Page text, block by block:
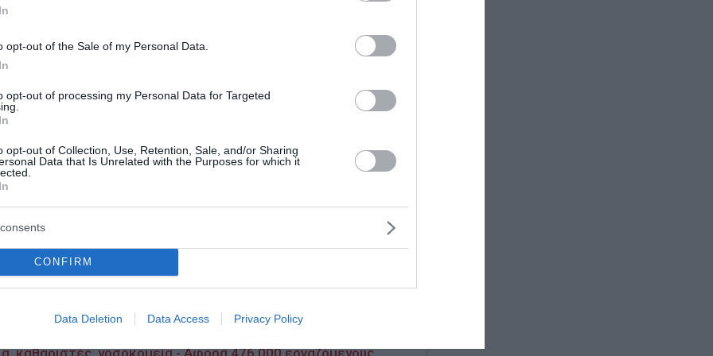
opt-out of the Sale of my Personal Data.
opt-out of processing my Personal Data for Targeted
opt-out of Collection, Use, Retention, Sale, and/or Sharing
Data that Is Unrelated with the Purposes for which it
CONFIRM
Data Deletion Data Access Privacy Policy
και φυσικό αέριο καθιστά τη χώρα ιδιαίτερα ευάλωτη σε
επιστολή προς την πρόεδρο της Ευρωπαϊκής Επιτροπής,
στους δημοσιονομικούς κανόνες της ΕΕ. Η Ρώμη πρότεινε οι
εξαιρεθούν από τους περιορισμούς της λεγόμενης «εθνικής
ΕΕ, Βάλντις Ντομπρόφσκις, η κρίση στη Μέση Ανατολή έχει
σε μια περίοδο κατά την οποία η ήπειρος βρίσκεται ήδη
3,2% στην Ευρωζώνη
- Τι προβλέπει το νομοσχέδιο Πιερρακάκη